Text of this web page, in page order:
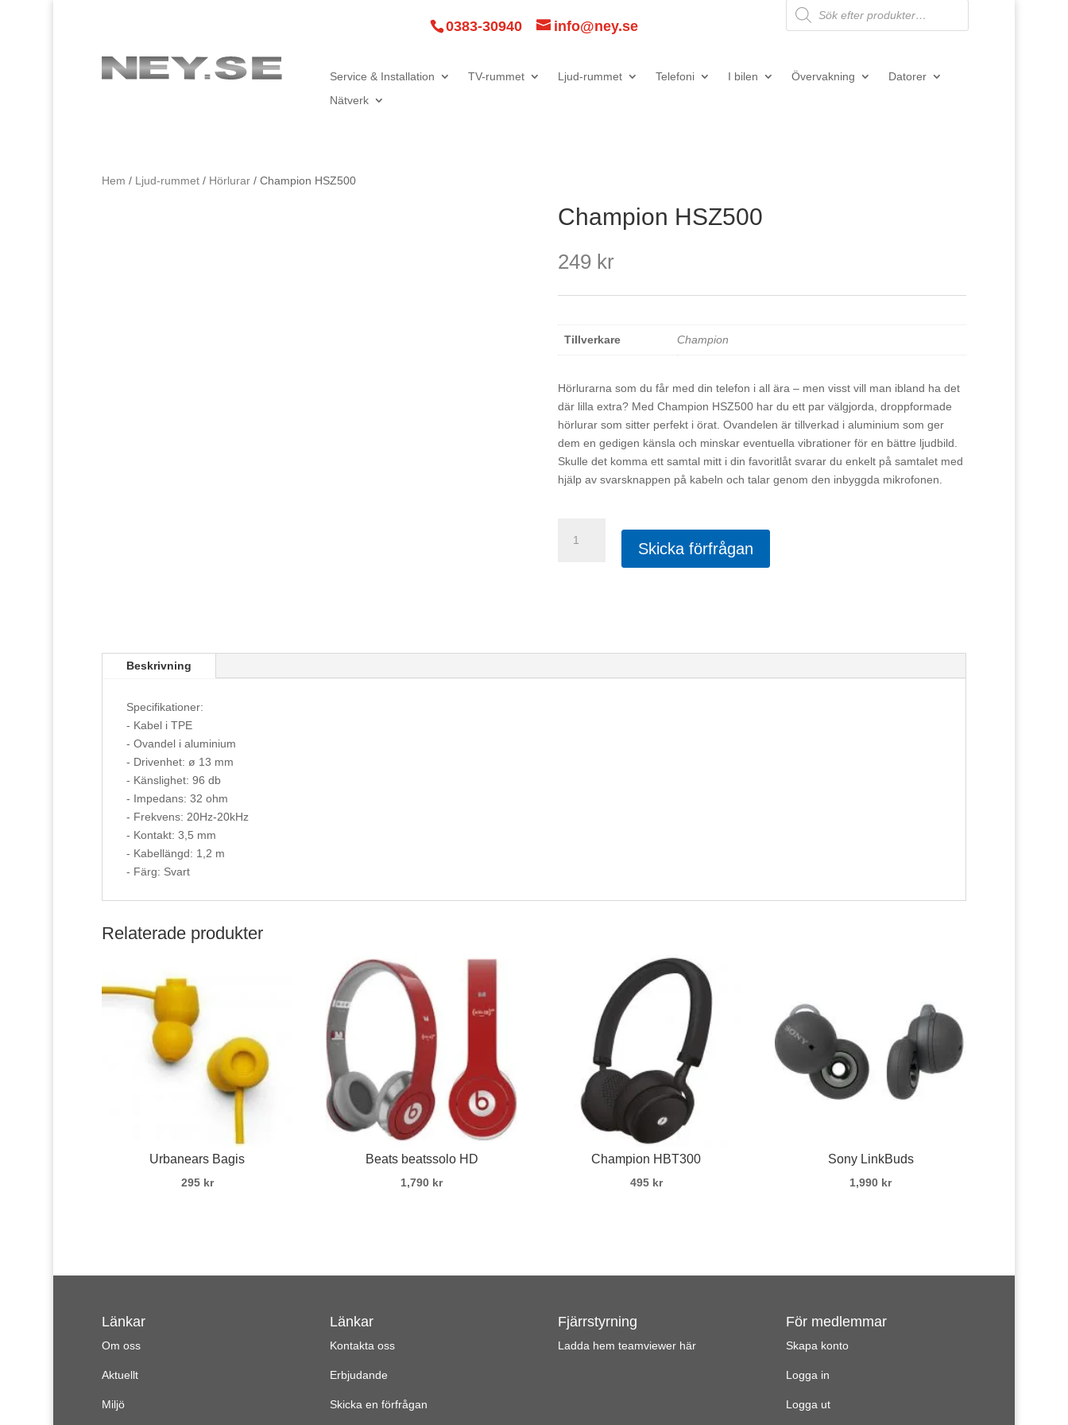
0383-30940 info@ney.se
search
Service & Installation TV-rummet Ljud-rummet Telefoni I bilen Övervakning
Datorer
Nätverk
Hem / Ljud-rummet/ Hörlurar/ Champion HSZ500
Champion HSZ500
249 kr
Tillverkare Champion
Hörlurarna som du får med din telefon i all ära – men visst vill man ibland ha det
där lilla extra? Med Champion HSZ500 har du ett par välgjorda, droppformade
hörlurar som sitter perfekt i örat. Ovandelen är tillverkad i aluminium som ger
dem en gedigen känsla och minskar eventuella vibrationer för en bättre ljudbild.
Skulle det komma ett samtal mitt i din favoritlåt svarar du enkelt på samtalet med
hjälp av svarsknappen på kabeln och talar genom den inbyggda mikrofonen.
HSZ500
Skicka förfrågan
Beskrivning
Specifikationer:
- Kabel i TPE
- Ovandel i aluminium
- Drivenhet: ø 13 mm
- Känslighet: 96 db
- Impedans: 32 ohm
- Frekvens: 20Hz-20kHz
- Kontakt: 3,5 mm
- Kabellängd: 1,2 m
- Färg: Svart
Relaterade produkter
Urbanears Bagis
295 kr
Beats beatssolo HD
1,790 kr
Champion HBT300
495 kr
Sony LinkBuds
1,990 kr
Länkar
Om oss
Aktuellt
Miljö
Länkar
Kontakta oss
Erbjudande
Skicka en förfrågan
Fjärrstyrning
Ladda hem teamviewer här
För medlemmar
Skapa konto
Logga in
Logga ut